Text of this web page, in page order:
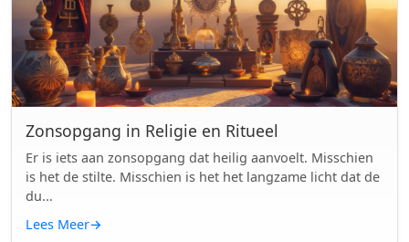
Zonsopgang in Religie en Ritueel
Er is iets aan zonsopgang dat heilig aanvoelt. Misschien
is het de stilte. Misschien is het het langzame licht dat de
du...
Lees Meer→